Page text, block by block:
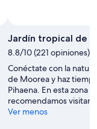
Jardín tropical de
8.8/10 (221 opiniones)
Conéctate con la
de Moorea y haz
Pihaena. En esta zona
recomendamos visitar
Ver menos